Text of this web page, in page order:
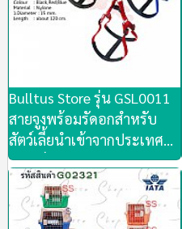
Bulltus Store รุ่น GSL0011
สายจูงพร้อมรัดอกสำหรับ
สัตว์เลี้ยนำเข้าจากประเทศ
เกาหลี